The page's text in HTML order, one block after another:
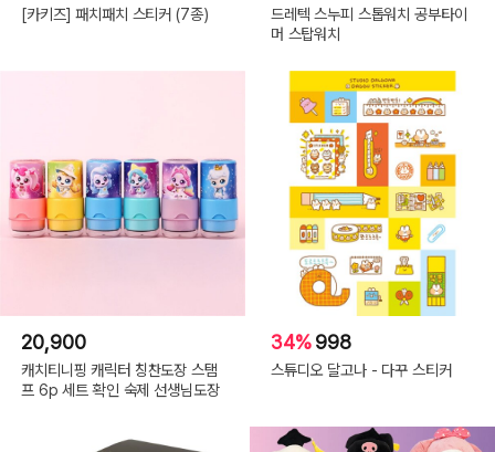
[카키즈] 패치패치 스티커 (7종)
드레텍 스누피 스톱워치 공부타이
머 스탑워치
20,900
캐치티니핑 캐릭터 칭찬도장 스탬
프 6p 세트 확인 숙제 선생님도장
34%998
스튜디오 달고나 - 다꾸 스티커